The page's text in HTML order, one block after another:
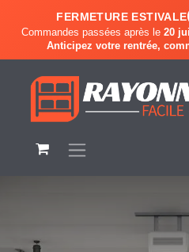
FERMETURE ESTIVALE
Commandes passées après le 20
Anticipez votre rentrée,